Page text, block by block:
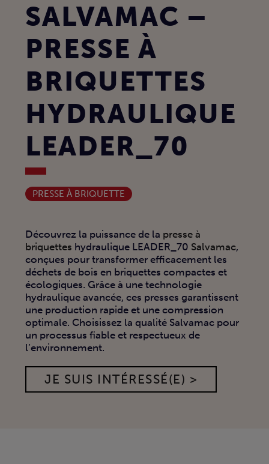
SALVAMAC –
PRESSE À
BRIQUETTES
HYDRAULIQUE
LEADER_70
PRESSE À BRIQUETTE
Découvrez la puissance de la presse à
briquettes hydraulique LEADER_70 Salvamac,
conçues pour transformer efficacement les
déchets de bois en briquettes compactes et
écologiques. Grâce à une technologie
hydraulique avancée, ces presses garantissent
une production rapide et une compression
optimale. Choisissez la qualité Salvamac pour
un processus fiable et respectueux de
l’environnement.
JE SUIS INTÉRESSÉ(E) >